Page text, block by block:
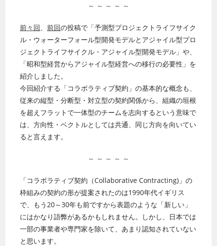
～ ～ ～ ～ ～
前々回 、前回の投稿で「予測型プロジェクトライフサイク
ル・ウォーターフォール型開発モデルとアジャイル型プロ
ジェクトライフサイクル・アジャイル型開発モデル」や、
「昭和型経営からアジャイル型経営への移行の必要性」を
紹介しました。
今回紹介する「コラボラティブ契約」の基本的な概念も、
従来の縦型・分断型・対立型の契約関係から、組織の垣根
を超えフラットで一体型のチームを志向するという意味で
は、方向性・ベクトルとしては共通、同じ方向を向いてい
ると言えます。
～ ～ ～ ～ ～
「コラボラティブ契約（Collaborative Contracting)」の
枠組みの契約の形が提案されたのは1990年代イギリス
で、もう20～30年も前ですから表題のような「新しい」
にはかなり語弊があるかもしれません。しかし、日本では
一部の事業者や専門家を除いて、あまり認知されていない
と思います。